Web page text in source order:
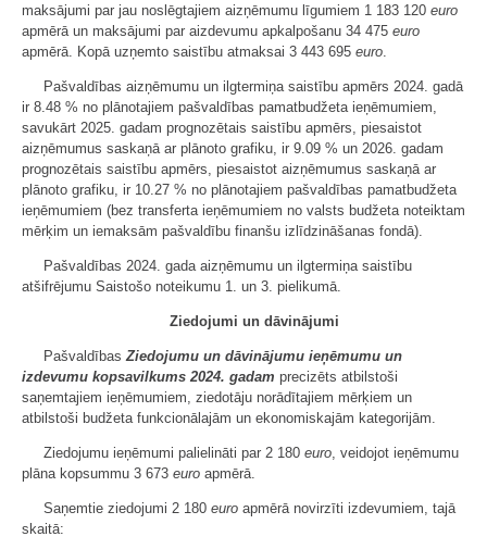
maksājumi par jau noslēgtajiem aizņēmumu līgumiem 1 183 120 euro
apmērā un maksājumi par aizdevumu apkalpošanu 34 475 euro
apmērā. Kopā uzņemto saistību atmaksai 3 443 695 euro.
Pašvaldības aizņēmumu un ilgtermiņa saistību apmērs 2024. gadā
ir 8.48 % no plānotajiem pašvaldības pamatbudžeta ieņēmumiem,
savukārt 2025. gadam prognozētais saistību apmērs, piesaistot
aizņēmumus saskaņā ar plānoto grafiku, ir 9.09 % un 2026. gadam
prognozētais saistību apmērs, piesaistot aizņēmumus saskaņā ar
plānoto grafiku, ir 10.27 % no plānotajiem pašvaldības pamatbudžeta
ieņēmumiem (bez transferta ieņēmumiem no valsts budžeta noteiktam
mērķim un iemaksām pašvaldību finanšu izlīdzināšanas fondā).
Pašvaldības 2024. gada aizņēmumu un ilgtermiņa saistību
atšifrējumu Saistošo noteikumu 1. un 3. pielikumā.
Ziedojumi un dāvinājumi
PašvaldībasZiedojumu un dāvinājumu ieņēmumu un
izdevumu kopsavilkums 2024. gadam precizēts atbilstoši
saņemtajiem ieņēmumiem, ziedotāju norādītajiem mērķiem un
atbilstoši budžeta funkcionālajām un ekonomiskajām kategorijām.
Ziedojumu ieņēmumi palielināti par 2 180 euro, veidojot ieņēmumu
plāna kopsummu 3 673 euro apmērā.
Saņemtie ziedojumi 2 180 euro apmērā novirzīti izdevumiem, tajā
skaitā: